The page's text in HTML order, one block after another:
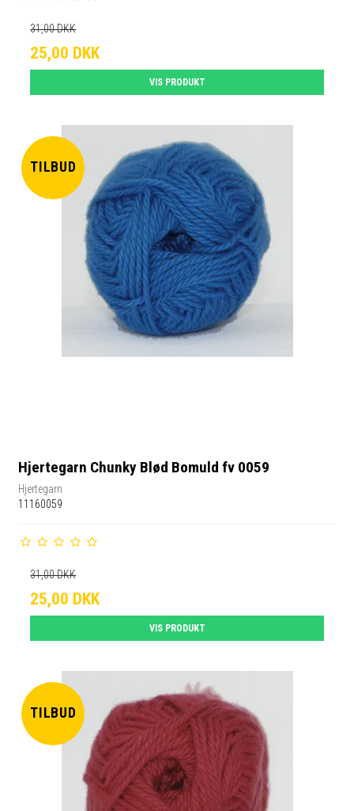
31,00 DKK
25,00 DKK
VIS PRODUKT
TILBUD
Hjertegarn Chunky Blød Bomuld fv 0059
Hjertegarn
11160059
31,00 DKK
25,00 DKK
VIS PRODUKT
TILBUD